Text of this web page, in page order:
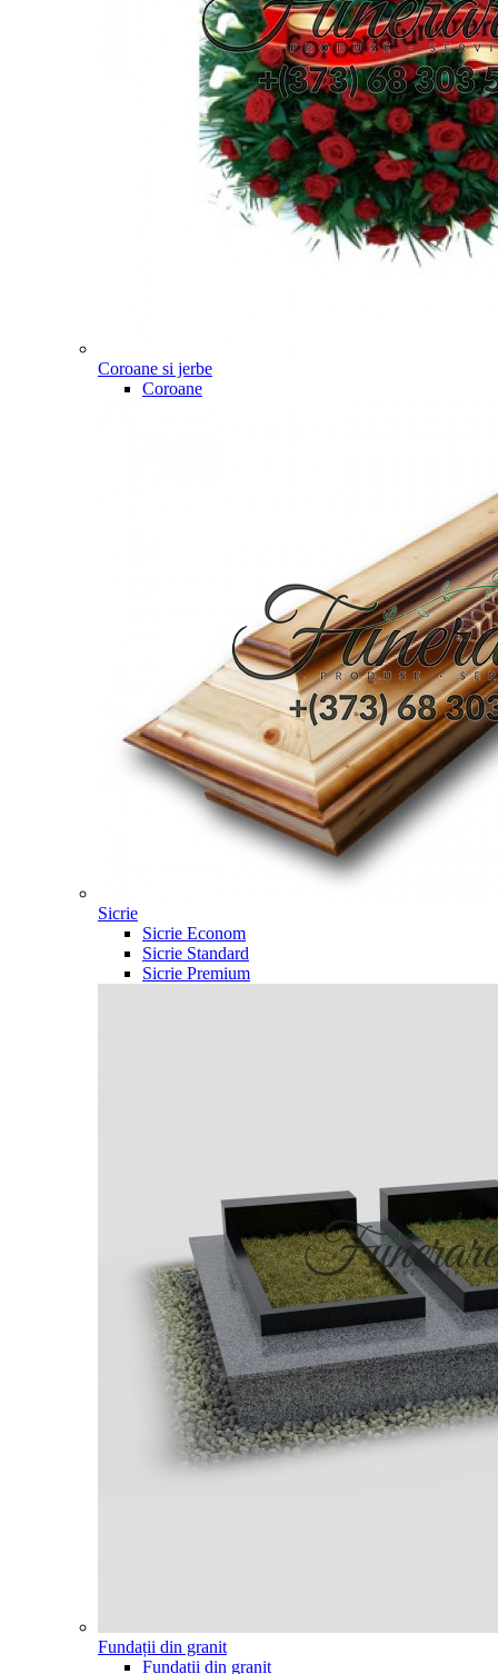
Coroane si jerbe
Coroane
Sicrie
Sicrie Econom
Sicrie Standard
Sicrie Premium
Fundații din granit
Fundații din granit